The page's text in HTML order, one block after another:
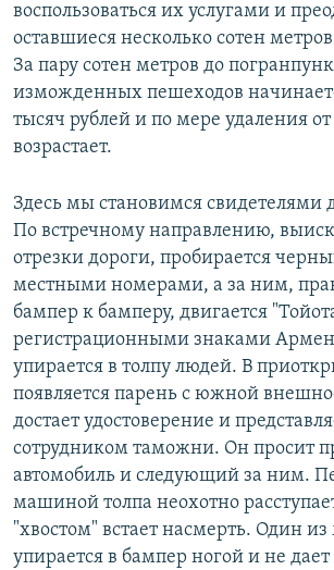
воспользоваться их услугами и
оставшиеся несколько сотен
За пару сотен метров до
изможденных пешеходов
тысяч рублей и по мере удаления
возрастает.
Здесь мы становимся свидетелями
По встречному направлению,
отрезки дороги, пробирается
местными номерами, а за ним,
бампер к бамперу, двигается
регистрационными знаками
упирается в толпу людей. В
появляется парень с южной
достает удостоверение и
сотрудником таможни. Он просит
автомобиль и следующий за ним.
машиной толпа неохотно
"хвостом" встает насмерть. Один
упирается в бампер ногой и не